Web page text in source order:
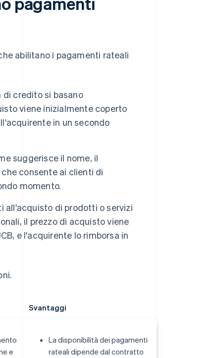
abilitano i pagamenti rateali
credito si basano
viene inizialmente coperto
in un secondo
suggerisce il nome, il
consente ai clienti di
momento.
di prodotti o servizi
il prezzo di acquisto viene
e l'acquirente lo rimborsa in
Svantaggi
e
La disponibilità dei pagamenti
rateali dipende dal contratto